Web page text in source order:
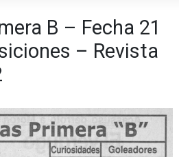
B – Fecha 21
– Revista